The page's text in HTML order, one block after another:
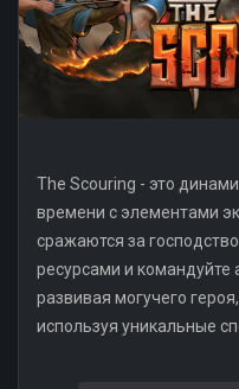
The Scouring - это
времени с элементами
сражаются за
ресурсами и
развивая могучего
используя уникальные